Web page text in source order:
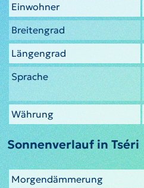
Einwohner
Breitengrad
Längengrad
Sprache
Währung
Sonnenverlauf in Tséri
Morgendämmerung